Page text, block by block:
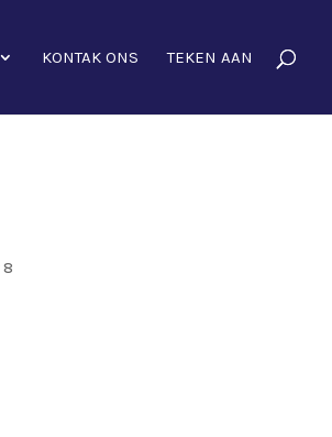
KONTAK ONS TEKEN AAN
8